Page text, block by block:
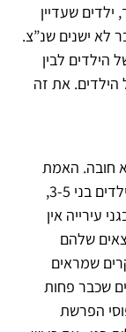
שעדיין
לא ישנים שנ”צ.
הילדים לבין
את זה
חובה. האמת
שכל המחקרים שמצאתי מתמקדים בגנים לילדים בני 3-5,
עירייה אין
שלהם
שמראים
שכבר פחות
הפרשת